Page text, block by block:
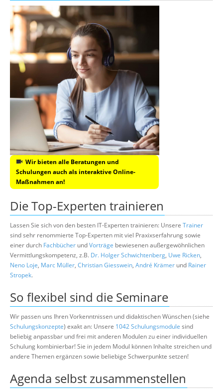
Wir bieten alle Beratungen und
Schulungen auch als interaktive Online-
Maßnahmen an!
Die Top-Experten trainieren
Lassen Sie sich von den besten IT-Experten trainieren: Unsere Trainer
sind sehr renommierte Top-Experten mit viel Praxixserfahrung sowie
einer durch Fachbücher undVorträge bewiesenen außergewöhnlichen
Vermittlungskompetenz, z.B. Dr. Holger Schwichtenberg, Uwe Ricken,
Neno Loje, Marc Müller, Christian Giesswein, André Krämer und Rainer
Stropek.
So flexibel sind die Seminare
Wir passen uns Ihren Vorkenntnissen und didaktischen Wünschen (siehe
Schulungskonzepte) exakt an: Unsere 1042 Schulungsmodule sind
beliebig anpassbar und frei mit anderen Modulen zu einer individuellen
Schulung kombinierbar! Sie in jedem Modul können Inhalte streichen und
andere Themen ergänzen sowie beliebige Schwerpunkte setzen!
Agenda selbst zusammenstellen